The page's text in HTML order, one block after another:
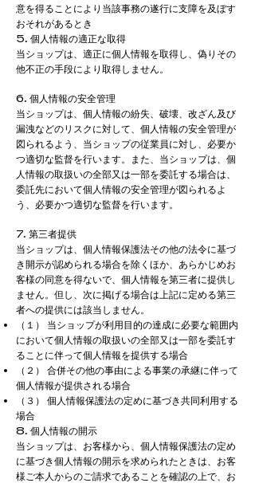
意を得ることにより当該事務の遂行に支障を及ぼす
おそれがあるとき
5. 個人情報の適正な取得
当ショップは、適正に個人情報を取得し、偽りその
他不正の手段により取得しません。
6. 個人情報の安全管理
当ショップは、個人情報の紛失、破壊、改ざん及び
漏洩などのリスクに対して、個人情報の安全管理が
図られるよう、当ショップの従業員に対し、必要か
つ適切な監督を行います。また、当ショップは、個
人情報の取扱いの全部又は一部を委託する場合は、
委託先において個人情報の安全管理が図られるよ
う、必要かつ適切な監督を行います。
7. 第三者提供
当ショップは、個人情報保護法その他の法令に基づ
き開示が認められる場合を除くほか、あらかじめお
客様の同意を得ないで、個人情報を第三者に提供し
ません。但し、次に掲げる場合は上記に定める第三
者への提供には該当しません。
（１） 当ショップが利用目的の達成に必要な範囲内
において個人情報の取扱いの全部又は一部を委託す
ることに伴って個人情報を提供する場合
（２） 合併その他の事由による事業の承継に伴って
個人情報が提供される場合
（３） 個人情報保護法の定めに基づき共同利用する
場合
8. 個人情報の開示
当ショップは、お客様から、個人情報保護法の定め
に基づき個人情報の開示を求められたときは、お客
様ご本人からのご請求であることを確認の上で、お